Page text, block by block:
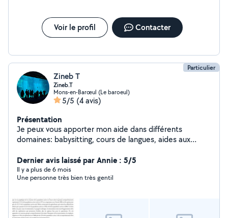
Voir le profil Contacter
Particulier
Zineb T
Zineb.T
Mons-en-Barœul (Le baroeul)
5/5 (4 avis)
Présentation
Je peux vous apporter mon aide dans différents
domaines: babysitting, cours de langues, aides aux
Dernier avis laissé par Annie : 5/5
Il y a plus de 6 mois
Une personne très bien très gentil